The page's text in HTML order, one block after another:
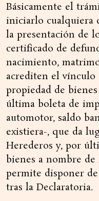
Básicamente el
iniciarlo cualquiera
la presentación de
certificado de
nacimiento,
acrediten el
propiedad de
última boleta de
automotor, saldo
existiera-, que da
Herederos y, por
bienes a nombre
permite disponer
tras la Declaratoria.